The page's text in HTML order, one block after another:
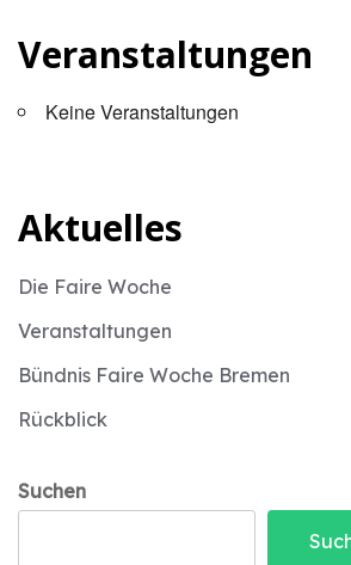
Veranstaltungen
Keine Veranstaltungen
Aktuelles
Die Faire Woche
Veranstaltungen
Bündnis Faire Woche Bremen
Rückblick
Suchen